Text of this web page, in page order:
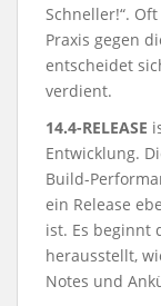
Schneller!“.
Praxis gegen
entscheidet
verdient.
14.4-RELEASE
Entwicklung.
Build-
ein Release
ist. Es beginnt
herausstellt,
Notes und